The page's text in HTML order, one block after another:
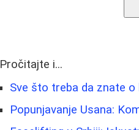
Pročitajte i...
Sve što treba da znate
Popunjavanje Usana: